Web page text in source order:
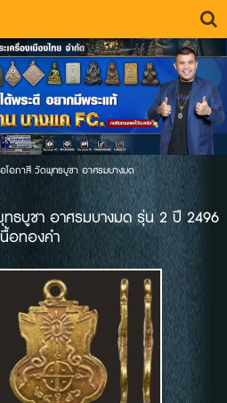
โอภาสี วัดพุทธบูชา อาศรมบางมด
ธบูชา อาศรมบางมด รุ่น 2 ปี 2496
นื้อทองคำ